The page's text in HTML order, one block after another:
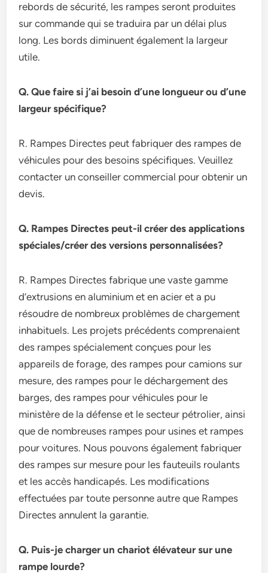
rebords de sécurité, les rampes seront produites
sur commande qui se traduira par un délai plus
long. Les bords diminuent également la largeur
utile.
Q. Que faire si j’ai besoin d’une longueur ou d’une
largeur spécifique?
R. Rampes Directes peut fabriquer des rampes de
véhicules pour des besoins spécifiques. Veuillez
contacter un conseiller commercial pour obtenir un
devis.
Q. Rampes Directes peut-il créer des applications
spéciales/créer des versions personnalisées?
R. Rampes Directes fabrique une vaste gamme
d’extrusions en aluminium et en acier et a pu
résoudre de nombreux problèmes de chargement
inhabituels. Les projets précédents comprenaient
des rampes spécialement conçues pour les
appareils de forage, des rampes pour camions sur
mesure, des rampes pour le déchargement des
barges, des rampes pour véhicules pour le
ministère de la défense et le secteur pétrolier, ainsi
que de nombreuses rampes pour usines et rampes
pour voitures. Nous pouvons également fabriquer
des rampes sur mesure pour les fauteuils roulants
et les accès handicapés. Les modifications
effectuées par toute personne autre que Rampes
Directes annulent la garantie.
Q. Puis-je charger un chariot élévateur sur une
rampe lourde?